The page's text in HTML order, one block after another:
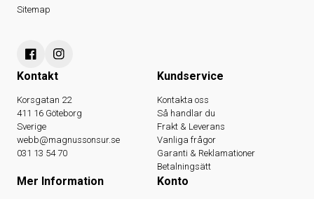
Sitemap
Kontakt
Korsgatan 22
411 16 Göteborg
Sverige
webb@magnussonsur.se
031 13 54 70
Kundservice
Kontakta oss
Så handlar du
Frakt & Leverans
Vanliga frågor
Garanti & Reklamationer
Betalningsätt
Mer Information Konto